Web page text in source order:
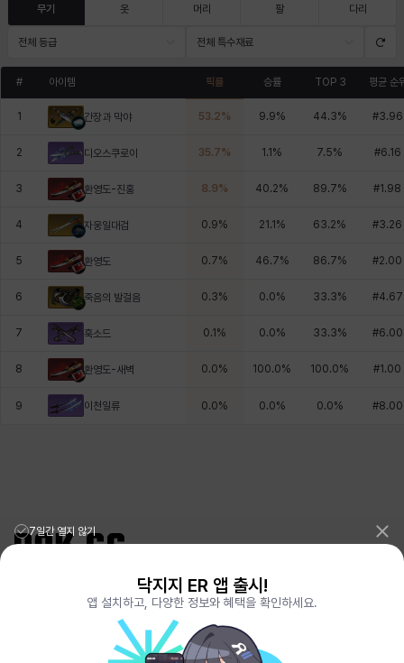
무기 옷 머리 팔 다리
전체 등급 전체 특수재료
# 아이템 픽률 승률 TOP 3 평균 순
1 간장과 막야 53.2% 9.9% 44.3% #3.96
2 디오스쿠로이 35.7% 1.1 % 7.5% #6.16
3 환영도-진홍 8.9% 40.2% 89.7% #1.98
4 자웅일대검 0.9% 21.1 % 63.2% #3.26
5 환영도 0.7% 46.7% 86.7% #2.00
6 죽음의 발걸음 0.3% 0.0% 33.3% #4.67
7 훅소드 0.1 % 0.0% 33.3% #6.00
8 환영도-새벽 0.0% 100.0% 100.0% #1.00
9 이천일류 0.0% 0.0% 0.0% #8.00
리그오브레전드 전적검색 포로지지PORO.GG
전략적팀전투 TFT 전적검색 롤체지지 LOLCHESS.GG
메이플스토리 종합통계MAPLE.GG
VALORANT.DAK.GG
7일간 열지 않기
닥지지 ER 앱 출시!
앱 설치하고, 다양한 정보와 혜택을 확인하세요.